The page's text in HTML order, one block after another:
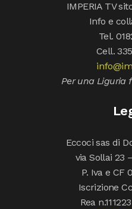
IMPERIA TV
Info e
Tel.
Cell.
Per una Liguria
Eccoci sas di
via Sollai 23
P. Iva e CF
Iscrizione
Rea